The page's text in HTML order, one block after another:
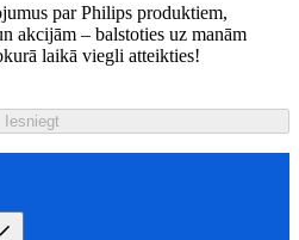
par Philips produktiem,
akcijām – balstoties uz manām
laikā viegli atteikties!
Iesniegt